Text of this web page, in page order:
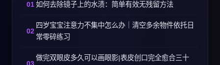
如何去除镜子上的水渍：简单有效无残留方法
四岁宝宝注意力不集中怎么办｜清空多余物件依托日
常零碎练习
做完双眼皮多久可以画眼影|表皮创口完全愈合三十